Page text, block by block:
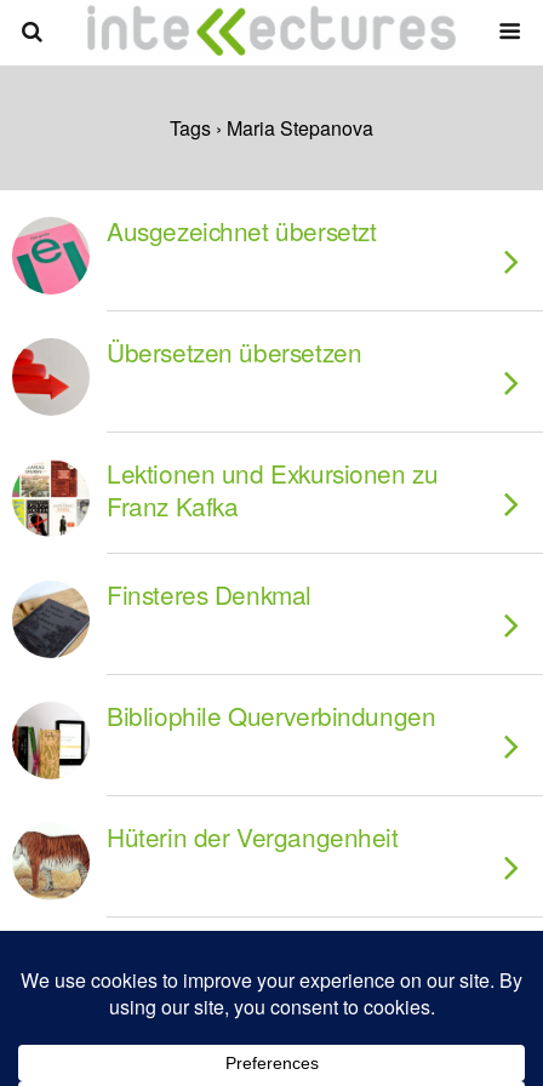
Tags › Maria Stepanova
Ausgezeichnet übersetzt
Übersetzen übersetzen
Lektionen und Exkursionen zu
Franz Kafka
Finsteres Denkmal
Bibliophile Querverbindungen
Hüterin der Vergangenheit
Zum Seitenanfang
Mobil Desktop